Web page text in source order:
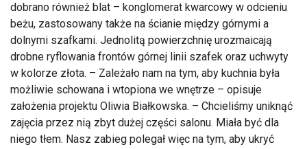
dobrano również blat – konglomerat kwarcowy w odcieniu
beżu, zastosowany także na ścianie między górnymi a
dolnymi szafkami. Jednolitą powierzchnię urozmaicają
drobne ryflowania frontów górnej linii szafek oraz uchwyty
w kolorze złota. – Zależało nam na tym, aby kuchnia była
możliwie schowana i wtopiona we wnętrze – opisuje
założenia projektu Oliwia Białkowska. – Chcieliśmy uniknąć
zajęcia przez nią zbyt dużej części salonu. Miała być dla
niego tłem. Nasz zabieg polegał więc na tym, aby ukryć